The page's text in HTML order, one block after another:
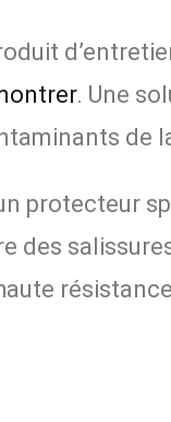
. Une
de
protecteur
des